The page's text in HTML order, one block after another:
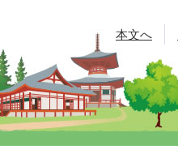
本文へ